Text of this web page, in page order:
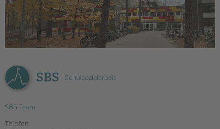
TANDEM BTL AKADEMIE
Zertfikatskurse
Seminarkalender
Seminarräume
STADTTEILARBEIT
PROFIL | LEITBILD
Bereiche im Überblick
SBS Schulsozialarbeit
SBS-Team
Telefon